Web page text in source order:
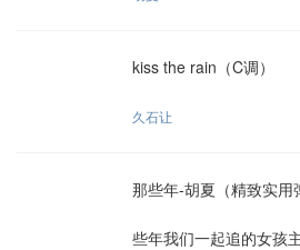
kiss the rain（C调）
久石让
那些年-胡夏（精致实用
些年我们一起追的女孩